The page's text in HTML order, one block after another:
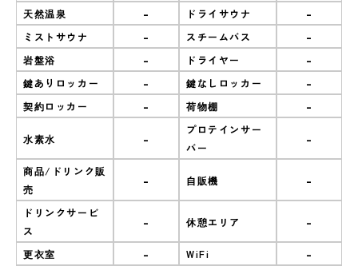
天然温泉 - ドライサウナ -
ミストサウナ - スチームバス -
岩盤浴 - ドライヤー -
鍵ありロッカー - 鍵なしロッカー -
契約ロッカー - 荷物棚 -
水素水 -
プロテインサー
バー
-
商品/ドリンク販
売
- 自販機 -
ドリンクサービ
ス
- 休憩エリア -
更衣室 - WiFi -